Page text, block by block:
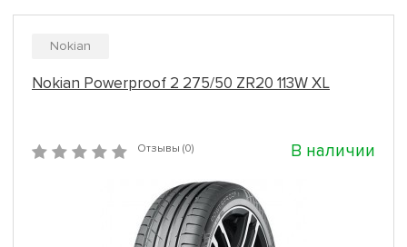
Nokian
Nokian Powerproof 2 275/50 ZR20 113W XL
Отзывы (0) В наличии